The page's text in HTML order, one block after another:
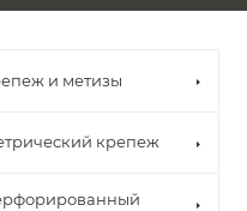
и метизы
крепеж